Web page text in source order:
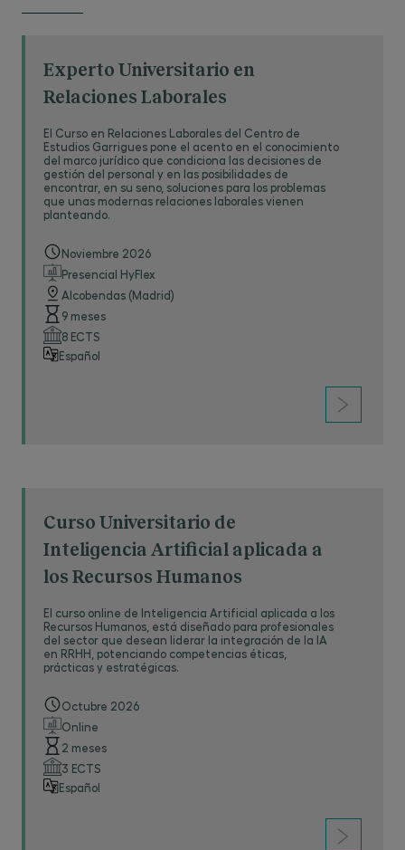
empresas del sector para mantener la
Definir la estructura retributiva:
variable, incentivos y beneficios sociales.
Comunicar claramente el plana los empleados.
Medir y ajustar:evaluar la eficacia mediante
KPIs como la rotación, satisfacción y coste
laboral.Diseñar un plan de compensación y
empresarial, análisis de mercado y normativa
empleados
Compensación:incluye sueldos, salarios, bonos
e incentivos.
médico, vacaciones, planes de pensiones,
flexibilidad horaria, entre otros.
El objetivo es
personal y mejorar su calidad de vida, promoviendo así
la retención y satisfacción del talento.
Experto Universitario en
Relaciones Laborales
El Curso en Relaciones Laborales del Centro de
Estudios Garrigues pone el acento en el conocimiento
del marco jurídico que condiciona las decisiones de
gestión del personal y en las posibilidades de
encontrar, en su seno, soluciones para los problemas
que unas modernas relaciones laborales vienen
planteando.
Noviembre 2026
Presencial HyFlex
Alcobendas (Madrid)
9 meses
8 ECTS
Español
Curso Universitario de
Inteligencia Artificial aplicada a
los Recursos Humanos
El curso online de Inteligencia Artificial aplicada a los
Recursos Humanos, está diseñado para profesionales
del sector que desean liderar la integración de la IA
en RRHH, potenciando competencias éticas,
prácticas y estratégicas.
Octubre 2026
Online
2 meses
3 ECTS
Español